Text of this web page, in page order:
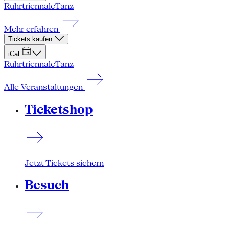
RuhrtriennaleTanz
Mehr erfahren
Tickets kaufen
iCal
RuhrtriennaleTanz
Alle Veranstaltungen
Ticketshop
Jetzt Tickets sichern
Besuch